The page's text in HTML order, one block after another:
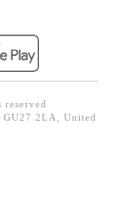
2LA, United